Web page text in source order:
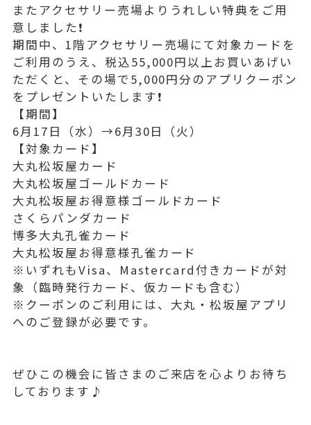
またアクセサリー売場よりうれしい特典をご用
意しました❗️
期間中、1階アクセサリー売場にて対象カードを
ご利用のうえ、税込55,000円以上お買いあげい
ただくと、その場で5,000円分のアプリクーポン
をプレゼントいたします❗️
【期間】
6月17日（水）→6月30日（火）
【対象カード】
大丸松坂屋カード
大丸松坂屋ゴールドカード
大丸松坂屋お得意様ゴールドカード
さくらパンダカード
博多大丸孔雀カード
大丸松坂屋お得意様孔雀カード
※いずれもVisa、Mastercard付きカードが対
象（臨時発行カード、仮カードも含む）
※クーポンのご利用には、大丸・松坂屋アプリ
へのご登録が必要です。
ぜひこの機会に皆さまのご来店を心よりお待ち
しております♪